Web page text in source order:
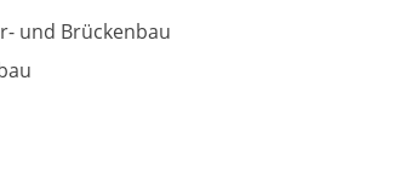
und Brückenbau